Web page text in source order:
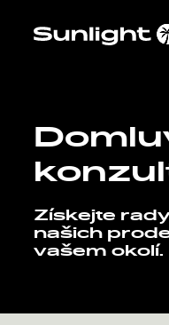
Modely
Získejte
našich
vašem okolí.